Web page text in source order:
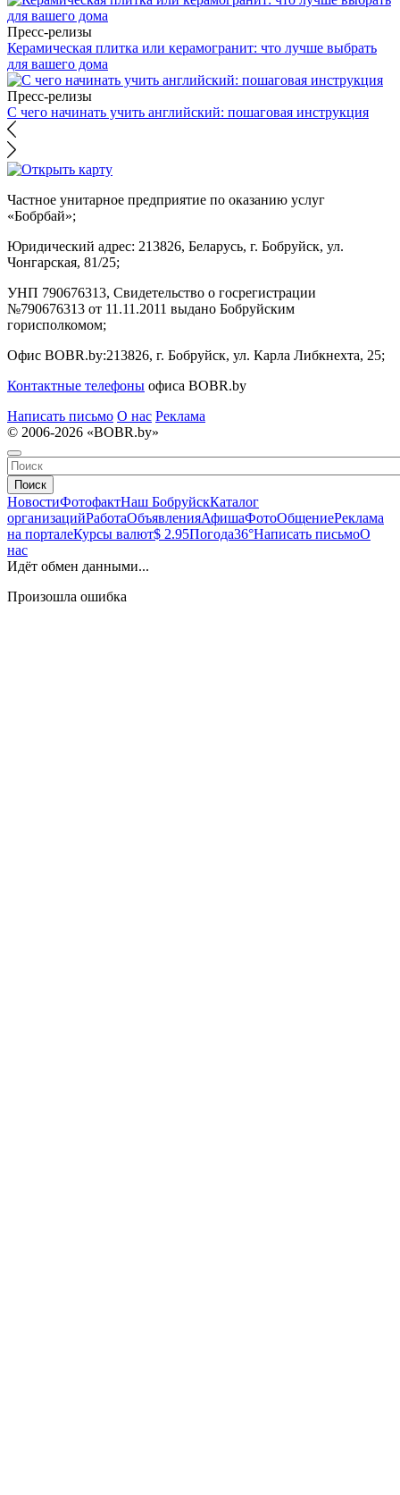
Пресс-релизы
Керамическая плитка или керамогранит: что лучше выбрать
для вашего дома
Пресс-релизы
С чего начинать учить английский: пошаговая инструкция
Частное унитарное предприятие по оказанию услуг
«Бобрбай»;
Юридический адрес: 213826, Беларусь, г. Бобруйск, ул.
Чонгарская, 81/25;
УНП 790676313, Свидетельство о госрегистрации
№790676313 от 11.11.2011 выдано Бобруйским
горисполкомом;
Офис BOBR.by:213826, г. Бобруйск, ул. Карла Либкнехта, 25;
Контактные телефоны офиса BOBR.by
Написать письмо О нас Реклама
© 2006-2026 «BOBR.by»
Поиск
НовостиФотофактНаш БобруйскКаталог
организацийРаботаОбъявленияАфишаФотоОбщениеРеклама
на порталеКурсы валют$ 2.95Погода36°Написать письмоО
нас
Идёт обмен данными...
Произошла ошибка